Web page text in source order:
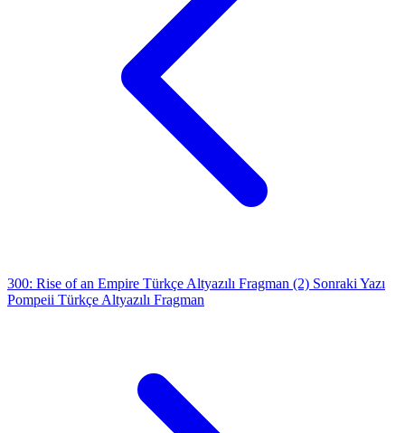
300: Rise of an Empire Türkçe Altyazılı Fragman (2) Sonraki Yazı
Pompeii Türkçe Altyazılı Fragman